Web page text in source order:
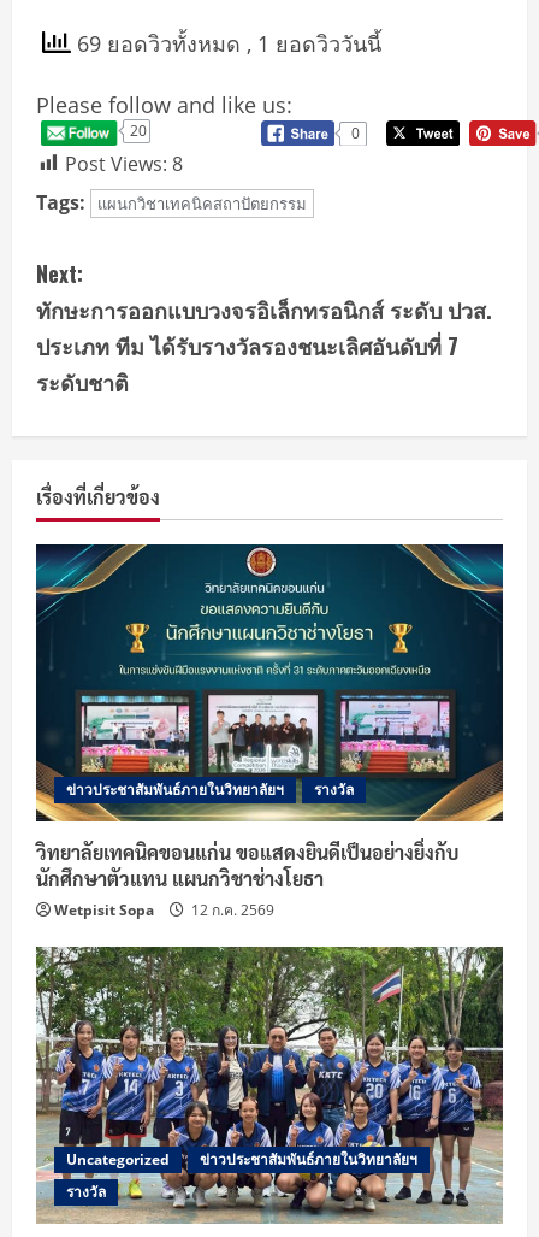
69 ยอดวิวทั้งหมด , 1 ยอดวิววันนี้
Please follow and like us:
20 0
Post Views: 8
Tags:
แผนกวิชาเทคนิคสถาปัตยกรรม
C
o
n
n
u
e
R
a
d
i
n
g
Next:
ทักษะการออกแบบวงจรอิเล็กทรอนิกส์ ระดับ ปวส.
ประเภท ทีม ได้รับรางวัลรองชนะเลิศอันดับที่ 7
ระดับชาติ
เรื่องที่เกี่ยวข้อง
ข่าวประชาสัมพันธ์ภายในวิทยาลัยฯ รางวัล
วิทยาลัยเทคนิคขอนแก่น ขอแสดงยินดีเป็นอย่างยิ่งกับ
นักศึกษาตัวแทน แผนกวิชาช่างโยธา
Wetpisit Sopa 12 ก.ค. 2569
Uncategorized
ข่าวประชาสัมพันธ์ภายในวิทยาลัยฯ
รางวัล